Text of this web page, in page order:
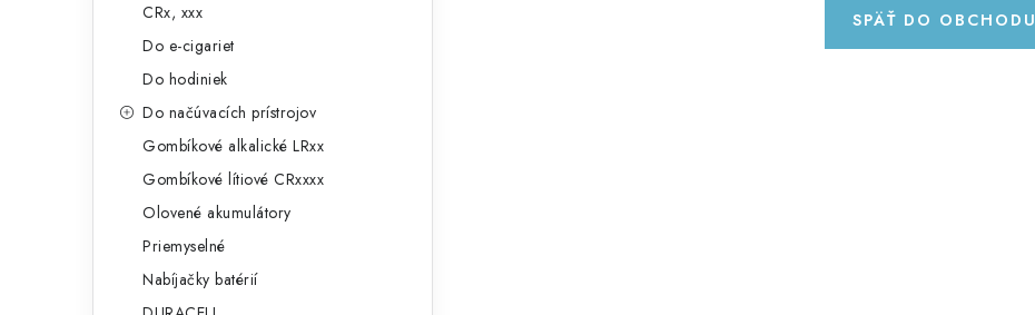
CRx, xxx
Do e-cigariet
Do hodiniek
Do načúvacích prístrojov
Gombíkové alkalické LRxx
Gombíkové lítiové CRxxxx
Olovené akumulátory
Priemyselné
Nabíjačky batérií
SPÄŤ DO OBCHODU